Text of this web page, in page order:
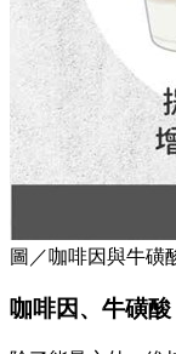
圖／咖啡因與牛磺
咖啡因、牛磺